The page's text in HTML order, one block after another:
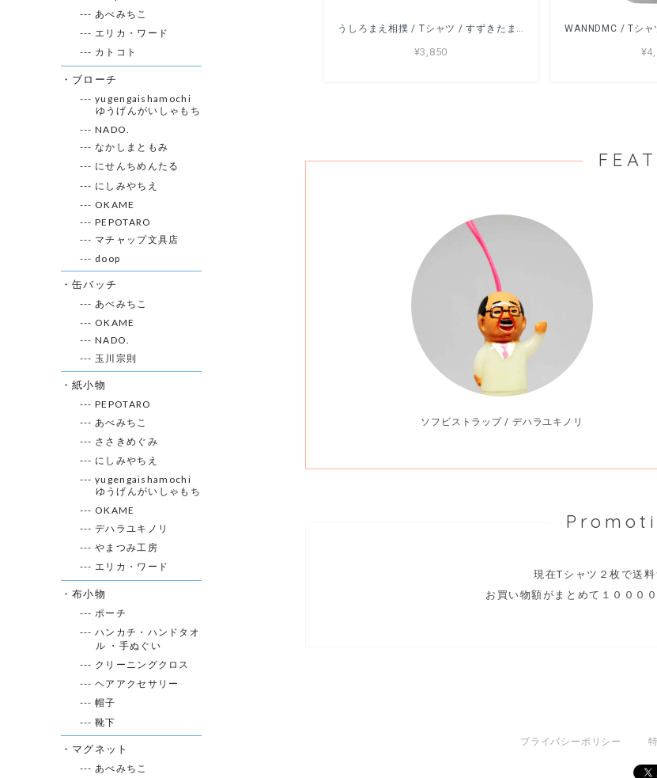
--- あべみちこ
--- エリカ・ワード
--- カトコト
・ブローチ
--- yugengaishamochi
ゆうげんがいしゃもち
--- NADO.
--- なかしまともみ
--- にせんちめんたる
--- にしみやちえ
--- OKAME
--- PEPOTARO
--- マチャップ文具店
--- doop
・缶バッチ
--- あべみちこ
--- OKAME
--- NADO.
--- 玉川宗則
・紙小物
--- PEPOTARO
--- あべみちこ
--- ささきめぐみ
--- にしみやちえ
--- yugengaishamochi
ゆうげんがいしゃもち
--- OKAME
--- デハラユキノリ
--- やまつみ工房
--- エリカ・ワード
・布小物
--- ポーチ
--- ハンカチ・ハンドタオ
ル ・手ぬぐい
--- クリーニングクロス
--- ヘアアクセサリー
--- 帽子
--- 靴下
・マグネット
--- あべみちこ
うしろまえ相撲 / Tシャツ / すずきたまみ / -WHITE/GRAY/NATURAL/SAND/LIGHTBLUE-
¥3,850
ソフビストラップ / デハラユキノリ
現在Tシャツ２枚で送
お買い物額がまとめて１０００
プライバシーポリシー